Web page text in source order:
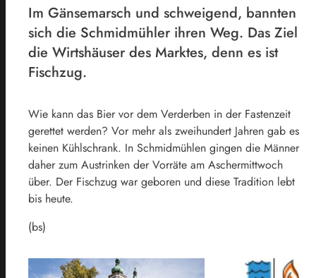
Im Gänsemarsch und schweigend, bannten
sich die Schmidmühler ihren Weg. Das Ziel
die Wirtshäuser des Marktes, denn es ist
Fischzug.
Wie kann das Bier vor dem Verderben in der Fastenzeit
gerettet werden? Vor mehr als zweihundert Jahren gab es
keinen Kühlschrank. In Schmidmühlen gingen die Männer
daher zum Austrinken der Vorräte am Aschermittwoch
über. Der Fischzug war geboren und diese Tradition lebt
bis heute.
(bs)